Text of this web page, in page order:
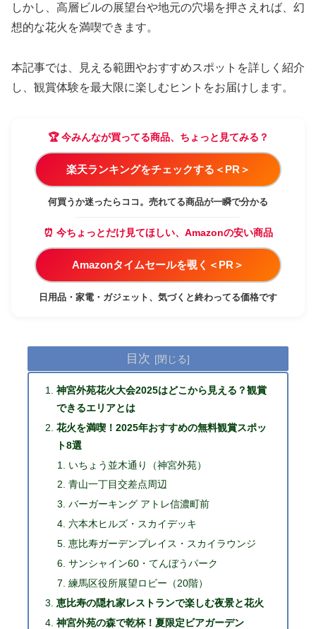
しかし、高層ビルの展望台や地元の穴場を押さえれば、幻
想的な花火を満喫できます。
本記事では、見える範囲やおすすめスポットを詳しく紹介
し、観賞体験を最大限に楽しむヒントをお届けします。
🏆 今みんなが買ってる商品、ちょっと見てみる？
楽天ランキングをチェックする＜PR＞
何買うか迷ったらココ。売れてる商品が一瞬で分かる
⏰ 今ちょっとだけ見てほしい、Amazonの安い商品
Amazonタイムセールを覗く＜PR＞
日用品・家電・ガジェット、気づくと終わってる価格です
目次
神宮外苑花火大会2025はどこから見える？観賞
できるエリアとは
花火を満喫！2025年おすすめの無料観賞スポッ
ト8選
いちょう並木通り（神宮外苑）
青山一丁目交差点周辺
バーガーキング アトレ信濃町前
六本木ヒルズ・スカイデッキ
恵比寿ガーデンプレイス・スカイラウンジ
サンシャイン60・てんぼうパーク
練馬区役所展望ロビー（20階）
恵比寿の隠れ家レストランで楽しむ夜景と花火
神宮外苑の森で乾杯！夏限定ビアガーデン